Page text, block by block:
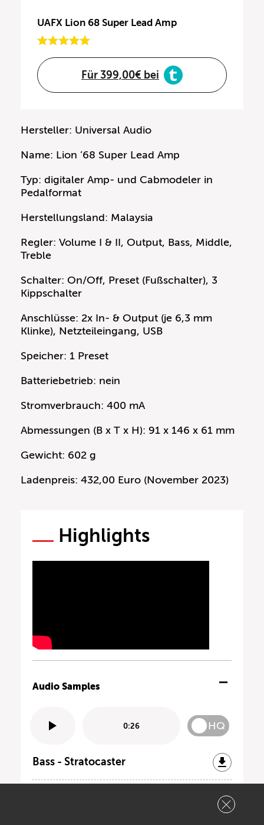
UAFX Lion 68 Super Lead Amp
Für 399,00€ bei
Hersteller: Universal Audio
Name: Lion ’68 Super Lead Amp
Typ: digitaler Amp- und Cabmodeler in
Pedalformat
Herstellungsland: Malaysia
Regler: Volume I & II, Output, Bass, Middle,
Treble
Schalter: On/Off, Preset (Fußschalter), 3
Kippschalter
Anschlüsse: 2x In- & Output (je 6,3 mm
Klinke), Netzteileingang, USB
Speicher: 1 Preset
Batteriebetrieb: nein
Stromverbrauch: 400 mA
Abmessungen (B x T x H): 91 x 146 x 61 mm
Gewicht: 602 g
Ladenpreis: 432,00 Euro (November 2023)
Highlights
Audio Samples
0:26 HQ
Bass - Stratocaster